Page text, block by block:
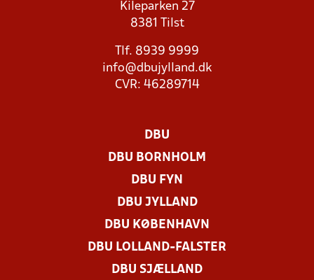
Kileparken 27
8381 Tilst
Tlf. 8939 9999
info@dbujylland.dk
CVR: 46289714
DBU
DBU BORNHOLM
DBU FYN
DBU JYLLAND
DBU KØBENHAVN
DBU LOLLAND-FALSTER
DBU SJÆLLAND